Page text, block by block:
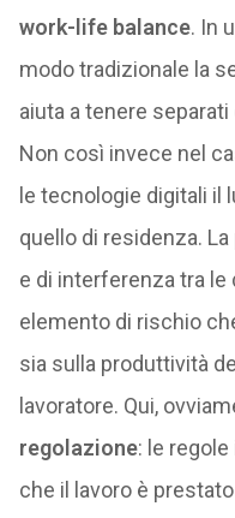
work-life balance. In
modo tradizionale la
aiuta a tenere
Non così invece nel
le tecnologie digitali il
quello di residenza.
e di interferenza tra
elemento di rischio
sia sulla produttività
lavoratore. Qui,
regolazione: le
che il lavoro è